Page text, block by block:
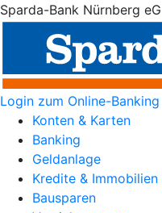
Sparda-Bank Nürnberg eG
Login zum Online-Banking
Konten & Karten
Banking
Geldanlage
Kredite & Immobilien
Bausparen